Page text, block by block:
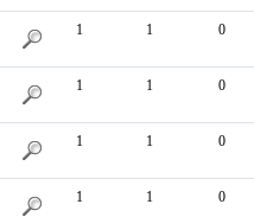
1 1 0
1 1 0
1 1 0
1 1 0